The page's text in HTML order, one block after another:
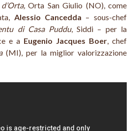
d’Orta,Orta San Giulio (NO), come
Alessio Cancedda – sous-chef
di Casa Puddu, Siddi – per la
e a Eugenio Jacques Boer, chef
(MI), per la miglior valorizzazione